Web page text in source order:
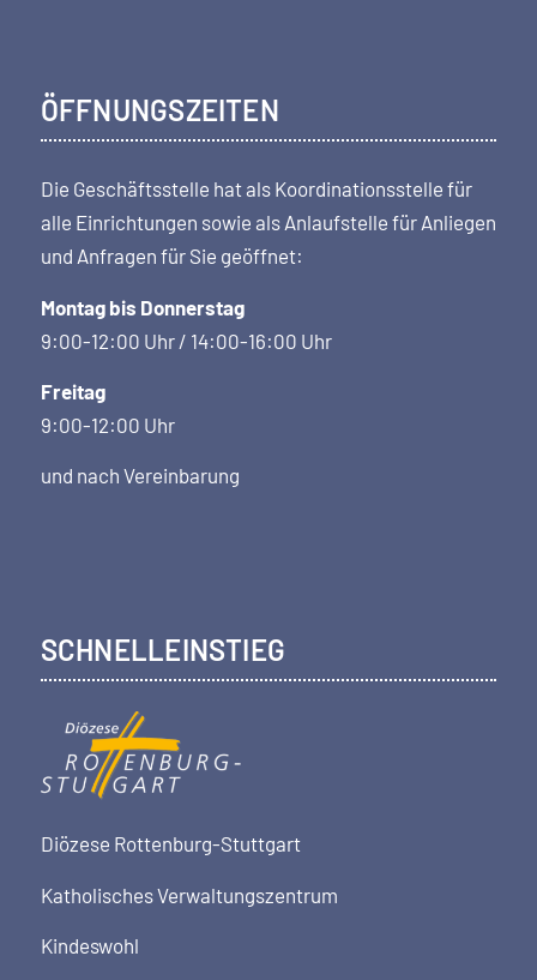
ÖFFNUNGSZEITEN
Die Geschäftsstelle hat als Koordi­nations­stelle für
alle Einrichtungen sowie als Anlaufstelle für Anliegen
und Anfragen für Sie geöffnet:
Montag bis Donnerstag
9:00-12:00 Uhr / 14:00-16:00 Uhr
Freitag
9:00-12:00 Uhr
und nach Vereinbarung
SCHNELLEINSTIEG
Diözese Rottenburg-Stuttgart
Katholisches Verwaltungszentrum
Kindeswohl